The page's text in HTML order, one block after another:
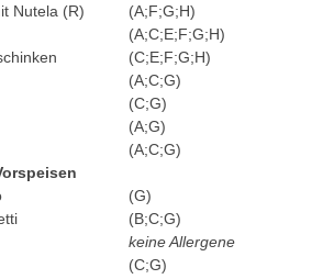
Nutela (R)
(A;F;G;H)
(A;C;E;F;G;H)
(C;E;F;G;H)
(A;C;G)
(C;G)
(A;G)
(A;C;G)
(G)
(B;C;G)
keine Allergene
(C;G)